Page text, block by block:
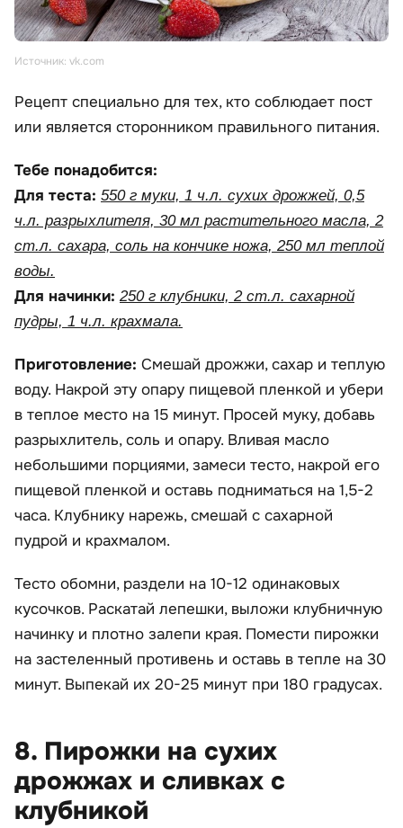
Источник: vk.com
Рецепт специально для тех, кто соблюдает пост
или является сторонником правильного питания.
Тебе понадобится:
Для теста: 550 г муки, 1 ч.л. сухих дрожжей, 0,5
ч.л. разрыхлителя, 30 мл растительного масла, 2
ст.л. сахара, соль на кончике ножа, 250 мл теплой
воды.
Для начинки: 250 г клубники, 2 ст.л. сахарной
пудры, 1 ч.л. крахмала.
Приготовление: Смешай дрожжи, сахар и теплую
воду. Накрой эту опару пищевой пленкой и убери
в теплое место на 15 минут. Просей муку, добавь
разрыхлитель, соль и опару. Вливая масло
небольшими порциями, замеси тесто, накрой его
пищевой пленкой и оставь подниматься на 1,5-2
часа. Клубнику нарежь, смешай с сахарной
пудрой и крахмалом.
Тесто обомни, раздели на 10-12 одинаковых
кусочков. Раскатай лепешки, выложи клубничную
начинку и плотно залепи края. Помести пирожки
на застеленный противень и оставь в тепле на 30
минут. Выпекай их 20-25 минут при 180 градусах.
8. Пирожки на сухих
дрожжах и сливках с
клубникой